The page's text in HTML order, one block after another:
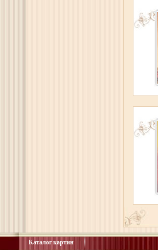
Каталог картин